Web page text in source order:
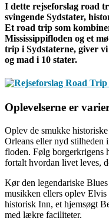
I dette rejseforslag road
svingende Sydstater,
Et road trip som
Mississippifloden og et
trip i Sydstaterne, giver
og mad i 10 stater.
Oplevelserne er
Oplev de smukke
Orleans eller nyd stilheden
floden. Følg borgerkrigens
fortalt hvordan livet leves,
Kør den legendariske
musikken ellers oplev
historisk Inn, et hjemsøgt
med lækre faciliteter.